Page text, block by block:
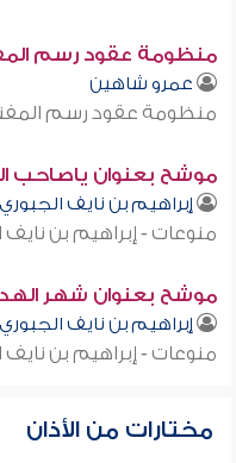
منظومة عقود رسم
عمرو شاهين
منظومة عقود رسم
موشح بعنوان ياصاحب
إبراهيم بن نايف الجبوري
منوعات - إبراهيم بن نايف
موشح بعنوان شهر
إبراهيم بن نايف الجبوري
منوعات - إبراهيم بن نايف
مختارات من الأذان